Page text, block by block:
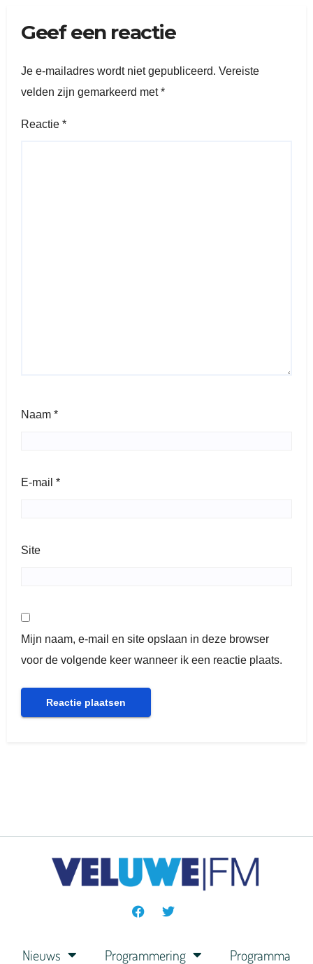
Geef een reactie
Je e-mailadres wordt niet gepubliceerd. Vereiste
velden zijn gemarkeerd met*
Reactie *
Naam *
E-mail *
Site
Mijn naam, e-mail en site opslaan in deze browser
voor de volgende keer wanneer ik een reactie plaats.
Nieuws Programmering Programma